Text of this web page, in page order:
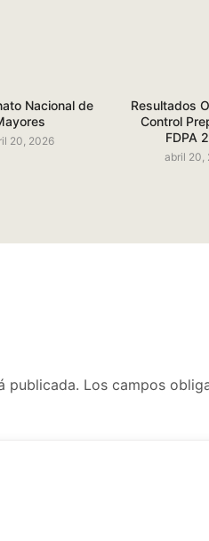
Nacional de
20, 2026
Resultados
Control
FDPA
abril 20,
publicada. Los campos